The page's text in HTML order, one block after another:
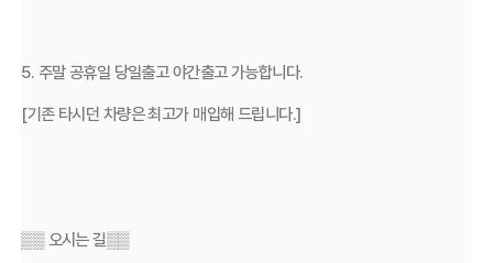
5. 주말 공휴일 당일출고 야간출고 가능합니다.
[기존 타시던 차량은 최고가 매입해 드립니다.]
▒▒ 오시는 길▒▒